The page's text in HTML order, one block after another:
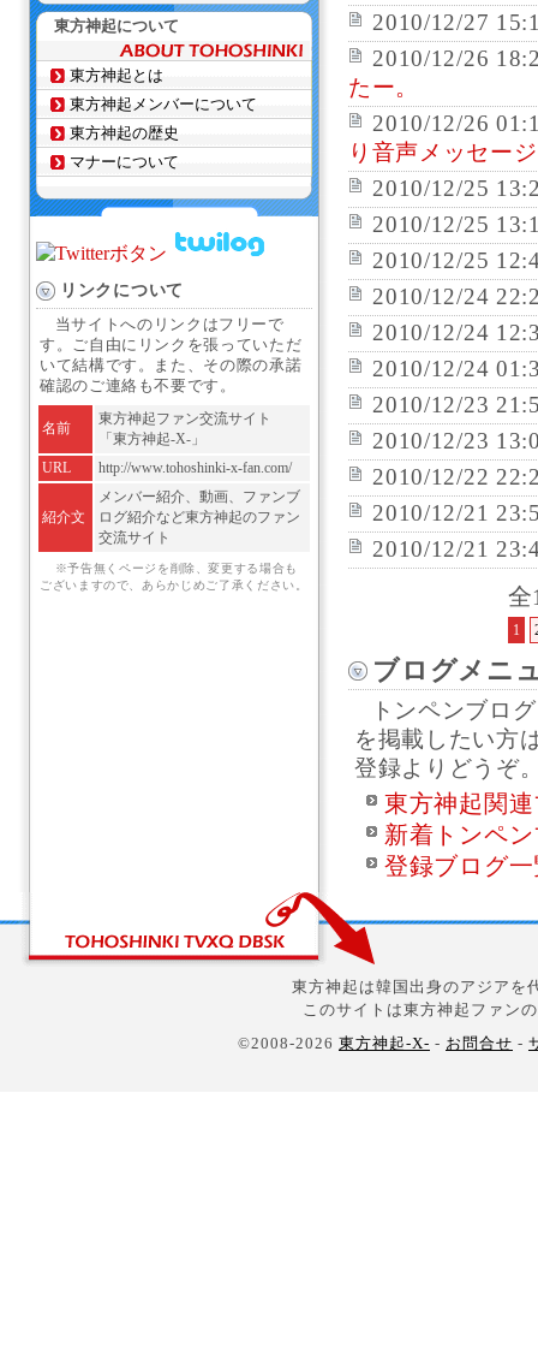
2010/12/27
2010/12/26
たー。
2010/12/26
り音声メッセージ
2010/12/25
2010/12/25
2010/12/25
2010/12/24
2010/12/24
2010/12/24
2010/12/23
2010/12/23
2010/12/22
2010/12/21
2010/12/21
全
1
ブログメニ
トンペンブロ
を掲載したい方
登録よりどうぞ
東方神起関
新着トンペ
登録ブログ
東方神起について
東方神起とは
東方神起メンバーについて
東方神起の歴史
マナーについて
リンクについて
当サイトへのリンクはフリーで
す。ご自由にリンクを張っていただ
いて結構です。また、その際の承諾
確認のご連絡も不要です。
名前
東方神起ファン交流サイト
「東方神起-X-」
URL
http://www.tohoshinki-x-fan.com/
紹介文
メンバー紹介、動画、ファンブ
ログ紹介など東方神起のファン
交流サイト
※予告無くページを削除、変更する場合も
ございますので、あらかじめご了承ください。
東方神起は韓国出身のアジアを
このサイトは東方神起ファン
©2008-2026 東方神起-X- - お問合せ -